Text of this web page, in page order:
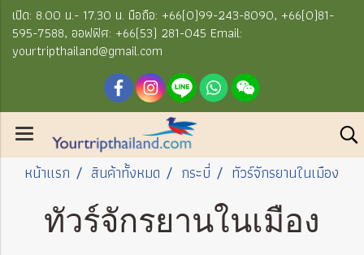
เปิด: 8.00 น.- 17.30 น. มือถือ: +66(0)99-243-8090, +66(0)81-
595-7588, ออฟฟิศ: +66(53) 281-045 Email:
yourtripthailand@gmail.com
หน้าแรก สินค้าทั้งหมด กระบี่ ทัวร์จักรยานในเมือง
ทัวร์จักรยานในเมือง